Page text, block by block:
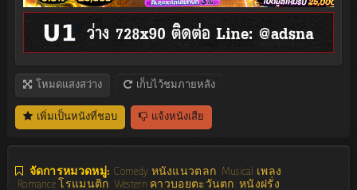
โหมดแสงสว่าง เก็บไว้ชมภายหลัง
เพิ่มเป็นหนังที่ชอบ แจ้งหนังเสีย
จัดการหมวดหมู่: Comedy หนังแนวตลก Musical เพลง
Romance โรแมนติก Western คาวบอยตะวันตก หนังฝรั่ง